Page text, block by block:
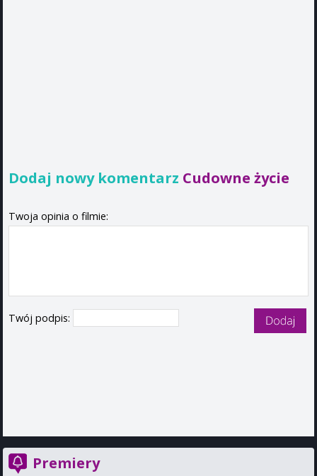
Dodaj nowy komentarz Cudowne życie
Twoja opinia o filmie:
Twój podpis:
Premiery